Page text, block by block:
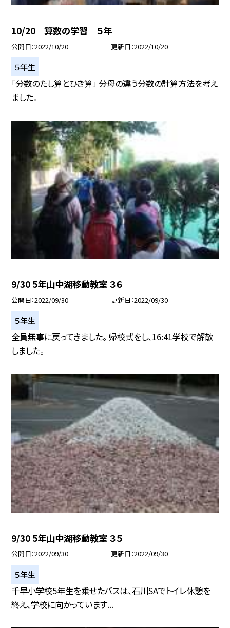
10/20 算数の学習 ５年
公開日 2022/10/20 更新日 2022/10/20
５年生
「分数のたし算とひき算」 分母の違う分数の計算方法を考え
ました。
9/30 5年山中湖移動教室 ３６
公開日 2022/09/30 更新日 2022/09/30
５年生
全員無事に戻ってきました。 帰校式をし、16:41学校で解散
しました。
9/30 5年山中湖移動教室 ３５
公開日 2022/09/30 更新日 2022/09/30
５年生
千早小学校5年生を乗せたバスは、石川SAでトイレ休憩を
終え、学校に向かっています...